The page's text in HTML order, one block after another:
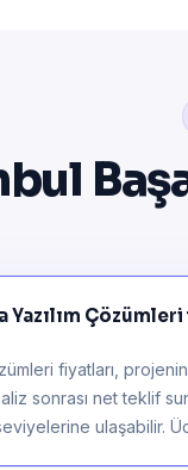
fiyatları,
sonrası net teklif
ulaşabilir.